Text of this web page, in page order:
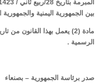
بين الجمهورية اليمنية
مادة (2) يعمل بهذا القانون
الرسمية .
صدر برئاسة الجمهورية – بصنعاء